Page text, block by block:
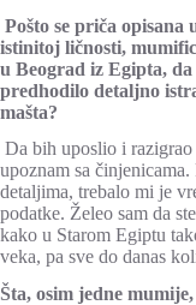
Pošto se priča opisana
istinitoj ličnosti,
u Beograd iz Egipta,
predhodilo detaljno
mašta?
Da bih uposlio i razigrao
upoznam sa
detaljima, trebalo mi je
podatke. Želeo sam da
kako u Starom Egiptu
veka, pa sve do danas
Šta, osim jedne